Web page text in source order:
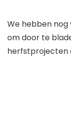
We hebben
om door te
herfstprojecten